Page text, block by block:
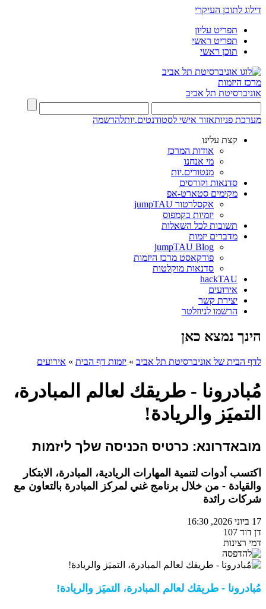
דילוג לתוכן העיקרי
תפריט עליון
תפריט ראשי
תוכן ראשי
מרכז היזמות
אוניברסיטת תל אביב
מערכת פניותאזור אישי לסטודנטים.יותלהרשמה
קצת עלינו
אודות המרכז
מי אנחנו
מנטורים.יות
סדנאות וקורסים
מקימים סטארט-אפ
אקסלרטור jumpTAU
יזמיות בקמפוס
תשובות לכל השאלות
מדברים יזמות
jumpTAU Blog
פודקאסט מרכז היזמות
סדנאות מוקלטות
hackTAU
אירועים
יצירת קשר
הרשמו לניוזלטר
הינך נמצא כאן
לדף הבית של אוניברסיטת תל אביב » יזמות דף הבית » אירועים
مُبادرونا - طريقك لعالم المبادرة،
التميَز والريادة!
מובאדרונא: כרטיס הכניסה שלך ליזמות
اكتسب أدوات لتنمية المهارات الريادية، المبادرة، الابتكار
والقيادة - من خلال برنامج غني لمركز المبادرة بالتعاون مع
شركات رائدة
17 ביוני 2026, 16:30
דן דוד 107
דמי רצינות
مُبادرونا - طريقك لعالم المبادرة، التميَز والريادة!